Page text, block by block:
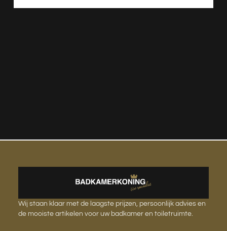
Wij staan klaar met de laagste prijzen, persoonlijk advies en
de mooiste artikelen voor uw badkamer en toiletruimte.